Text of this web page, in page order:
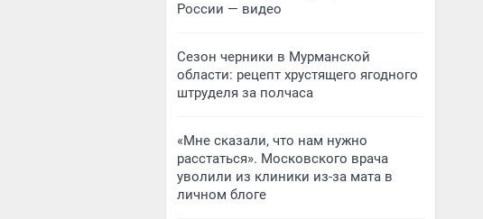
России — видео
Сезон черники в Мурманской
области: рецепт хрустящего ягодного
штруделя за полчаса
«Мне сказали, что нам нужно
расстаться». Московского врача
уволили из клиники из-за мата в
личном блоге